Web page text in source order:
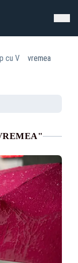
cu V vremea